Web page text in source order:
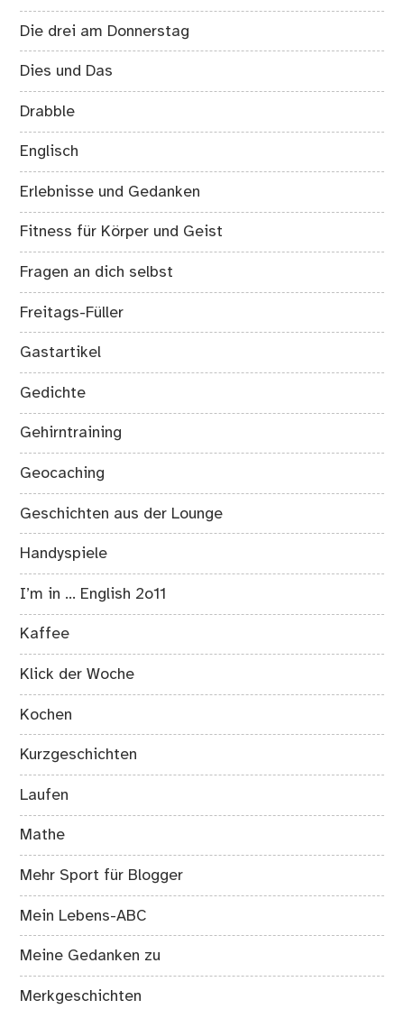
Die drei am Donnerstag
Dies und Das
Drabble
Englisch
Erlebnisse und Gedanken
Fitness für Körper und Geist
Fragen an dich selbst
Freitags-Füller
Gastartikel
Gedichte
Gehirntraining
Geocaching
Geschichten aus der Lounge
Handyspiele
I’m in … English 2o11
Kaffee
Klick der Woche
Kochen
Kurzgeschichten
Laufen
Mathe
Mehr Sport für Blogger
Mein Lebens-ABC
Meine Gedanken zu
Merkgeschichten